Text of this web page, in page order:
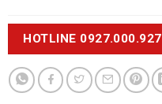
HOTLINE 0927.000.927